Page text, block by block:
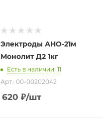
Электроды АНО-21м
Монолит Д2 1кг
Есть в наличии: 11
Арт.: 00-00202042
620 ₽/шт